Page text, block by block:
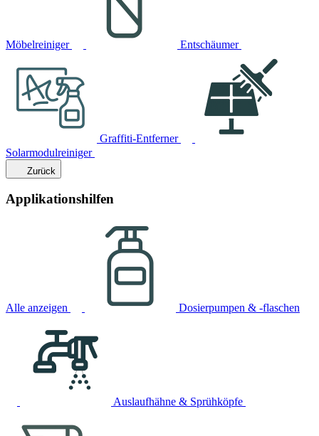
Möbelreiniger Entschäumer
Graffiti-Entferner
Solarmodulreiniger
Zurück
Applikationshilfen
Alle anzeigen Dosierpumpen & -flaschen
Auslaufhähne & Sprühköpfe